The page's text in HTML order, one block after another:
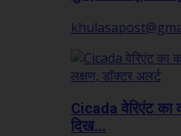
Cicada वेरिएंट
दिख...